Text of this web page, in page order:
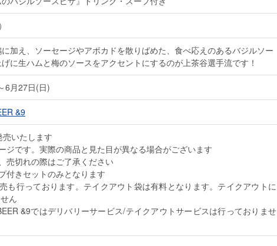
加え、ソーセージやアボカドを散りばめた、食べ応えのあるバジルソー
に生ハムと梅のソースをアクセントにするのが上茶谷選手流です！
6月27日(日)
&9
いたします
ジです。実際の商品と見た目が異なる場合がございます
売切れの際はご了承ください
付きセットのみとなります
も行っております。テイクアウト袋は有料となります。テイクアウトに
ん
&9ではデリバリーサービス/テイクアウトサービスは行っておりませ